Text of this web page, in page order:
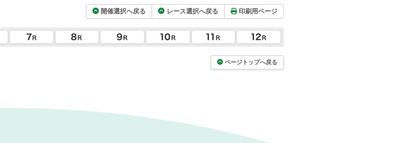
開催選択へ戻る レース選択へ戻る 印刷用ページ
ページトップへ戻る